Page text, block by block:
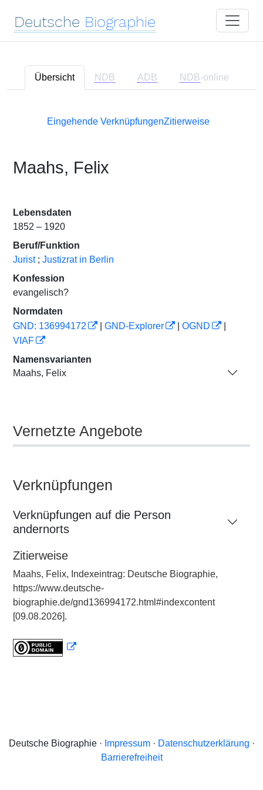
Deutsche Biographie
Übersicht NDB ADB NDB-online
Eingehende VerknüpfungenZitierweise
Maahs, Felix
Lebensdaten
1852 – 1920
Beruf/Funktion
Jurist ; Justizrat in Berlin
Konfession
evangelisch?
Normdaten
GND: 136994172
GND-Explorer OGND
VIAF
Namensvarianten
Maahs, Felix
Vernetzte Angebote
Verknüpfungen
Verknüpfungen auf die Person
andernorts
Zitierweise
Maahs, Felix, Indexeintrag: Deutsche Biographie,
https://www.deutsche-
biographie.de/gnd136994172.html#indexcontent
[09.08.2026].
Deutsche Biographie · Impressum· Datenschutzerklärung ·
Barrierefreiheit